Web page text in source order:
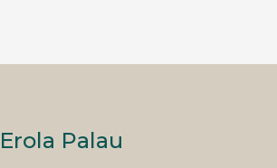
Erola Palau